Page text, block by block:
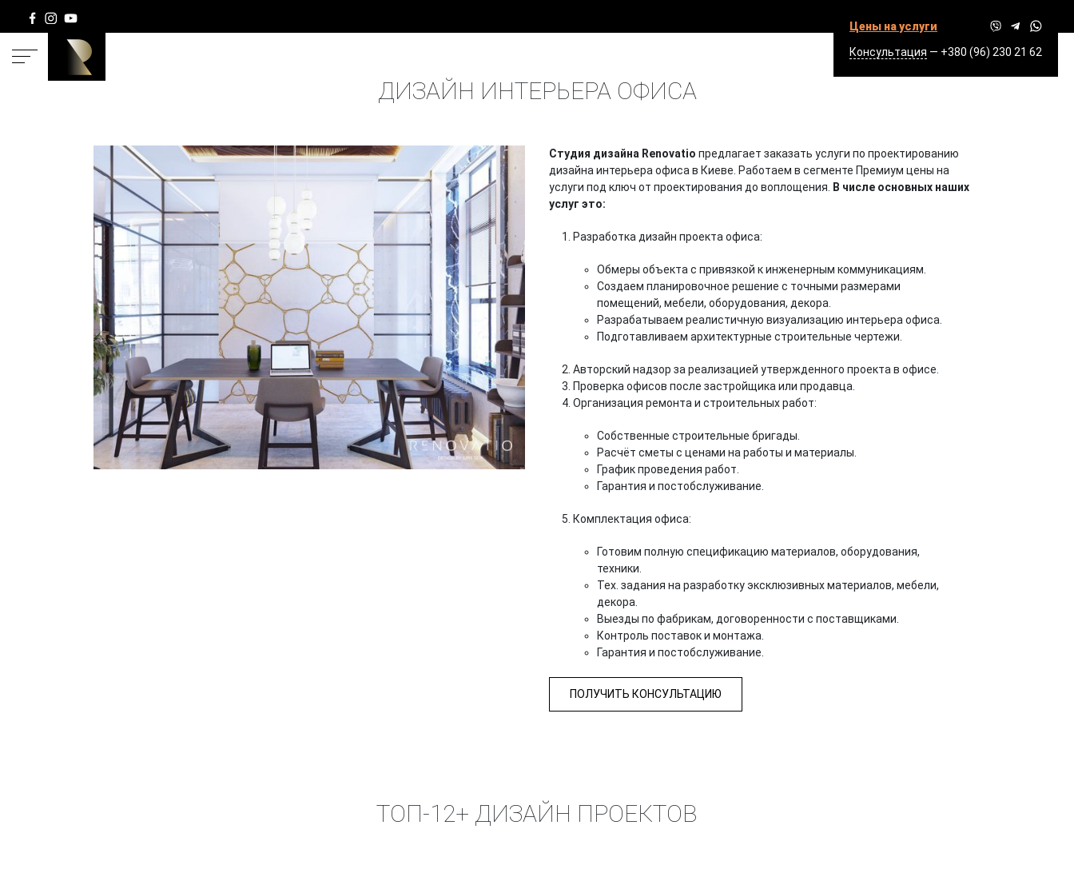
Цены на услуги
Консультация — +380 (96) 230 21 62
ДИЗАЙН ИНТЕРЬЕРА ОФИСА
Студия дизайна Renovatio предлагает заказать услуги по проектированию
дизайна интерьера офиса в Киеве. Работаем в сегменте Премиум цены на
услуги под ключ от проектирования до воплощения.
В числе основных наших
услуг это:
Разработка дизайн проекта офиса:
Обмеры объекта с привязкой к инженерным коммуникациям.
Создаем планировочное решение с точными размерами
помещений, мебели, оборудования, декора.
Разрабатываем реалистичную визуализацию интерьера офиса.
Подготавливаем архитектурные строительные чертежи.
Авторский надзор за реализацией утвержденного проекта в офисе.
Проверка офисов после застройщика или продавца.
Организация ремонта и строительных работ:
Собственные строительные бригады.
Расчёт сметы с ценами на работы и материалы.
График проведения работ.
Гарантия и постобслуживание.
Комплектация офиса:
Готовим полную спецификацию материалов, оборудования,
техники.
Тех. задания на разработку эксклюзивных материалов, мебели,
декора.
Выезды по фабрикам, договоренности с поставщиками.
Контроль поставок и монтажа.
Гарантия и постобслуживание.
ПОЛУЧИТЬ КОНСУЛЬТАЦИЮ
ТОП-12+ ДИЗАЙН ПРОЕКТОВ